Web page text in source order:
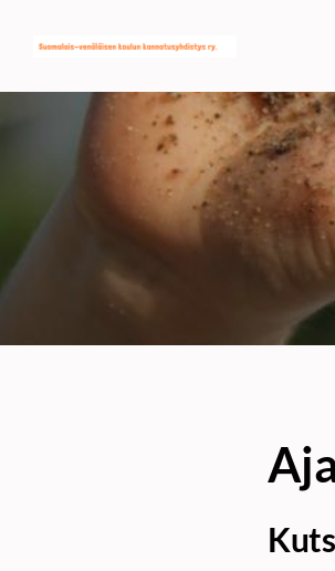
sivun
sisältöön
SVK:n kannatusyhdistys ry